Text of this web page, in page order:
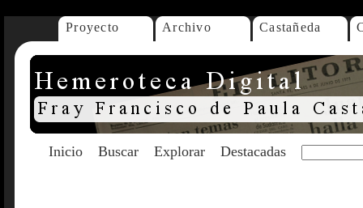
Proyecto Archivo Castañeda
Inicio Buscar Explorar Destacadas